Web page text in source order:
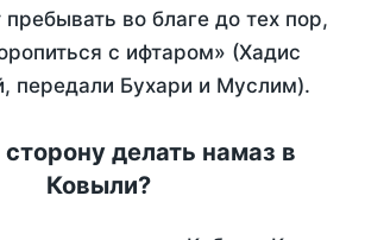
во благе до тех пор,
с ифтаром» (Хадис
передали Бухари и Муслим).
делать намаз в
Ковыли?